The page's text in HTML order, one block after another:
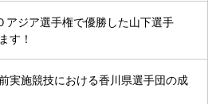
ジア選手権で優勝した山下選手
す！
実施競技における香川県選手団の成